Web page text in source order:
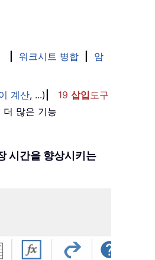
워크시트 병합
암
계산, ...) 19 삽입도구
더 많은 기능
시간을 향상시키는